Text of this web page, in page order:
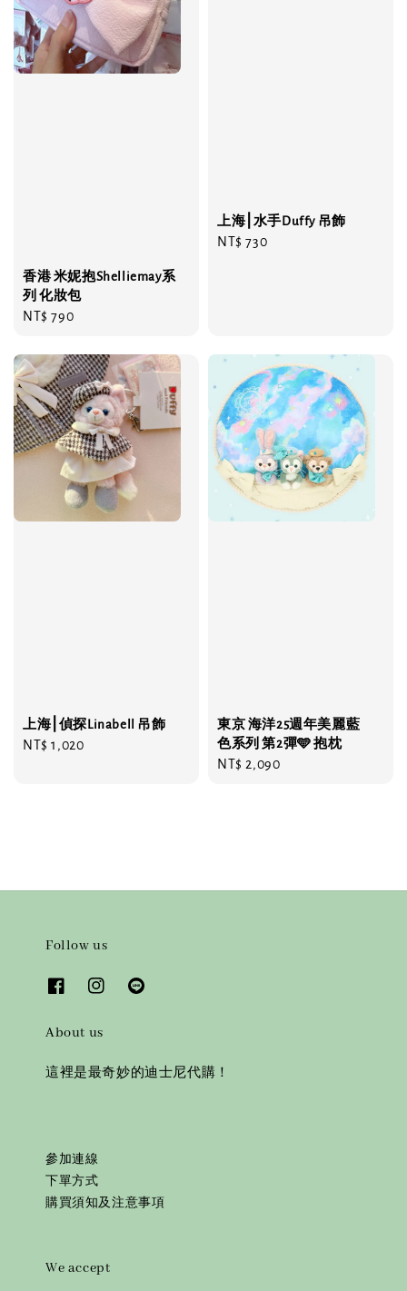
香港 米妮抱Shelliemay系
列 化妝包
Regular
NT$ 790
上海⎮水手Duffy 吊飾
Regular
NT$ 730
上海⎮偵探Linabell 吊飾
Regular
NT$ 1,020
東京 海洋25週年美麗藍
色系列 第2彈🩵 抱枕
Regular
NT$ 2,090
Follow us
About us
這裡是最奇妙的迪士尼代購！
參加連線
下單方式
購買須知及注意事項
We accept